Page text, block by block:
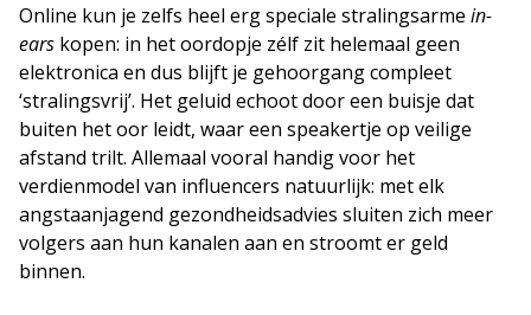
Online kun je zelfs heel erg speciale stralingsarme in-
ears kopen: in het oordopje zélf zit helemaal geen
elektronica en dus blijft je gehoorgang compleet
‘stralingsvrij’. Het geluid echoot door een buisje dat
buiten het oor leidt, waar een speakertje op veilige
afstand trilt. Allemaal vooral handig voor het
verdienmodel van influencers natuurlijk: met elk
angstaanjagend gezondheidsadvies sluiten zich meer
volgers aan hun kanalen aan en stroomt er geld
binnen.